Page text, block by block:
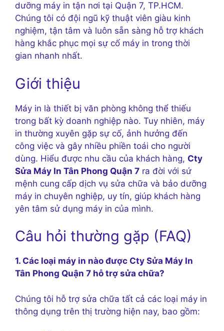
dưỡng máy in tận nơi tại Quận 7, TP.HCM.
Chúng tôi có đội ngũ kỹ thuật viên giàu kinh
nghiệm, tận tâm và luôn sẵn sàng hỗ trợ khách
hàng khắc phục mọi sự cố máy in trong thời
gian nhanh nhất.
Giới thiệu
Máy in là thiết bị văn phòng không thể thiếu
trong bất kỳ doanh nghiệp nào. Tuy nhiên, máy
in thường xuyên gặp sự cố, ảnh hưởng đến
công việc và gây nhiều phiền toái cho người
dùng. Hiểu được nhu cầu của khách hàng, Cty
Sửa Máy In Tân Phong Quận 7 ra đời với sứ
mệnh cung cấp dịch vụ sửa chữa và bảo dưỡng
máy in chuyên nghiệp, uy tín, giúp khách hàng
yên tâm sử dụng máy in của mình.
Câu hỏi thường gặp (FAQ)
1. Các loại máy in nào được Cty Sửa Máy In
Tân Phong Quận 7 hỗ trợ sửa chữa?
Chúng tôi hỗ trợ sửa chữa tất cả các loại máy in
thông dụng trên thị trường hiện nay, bao gồm: